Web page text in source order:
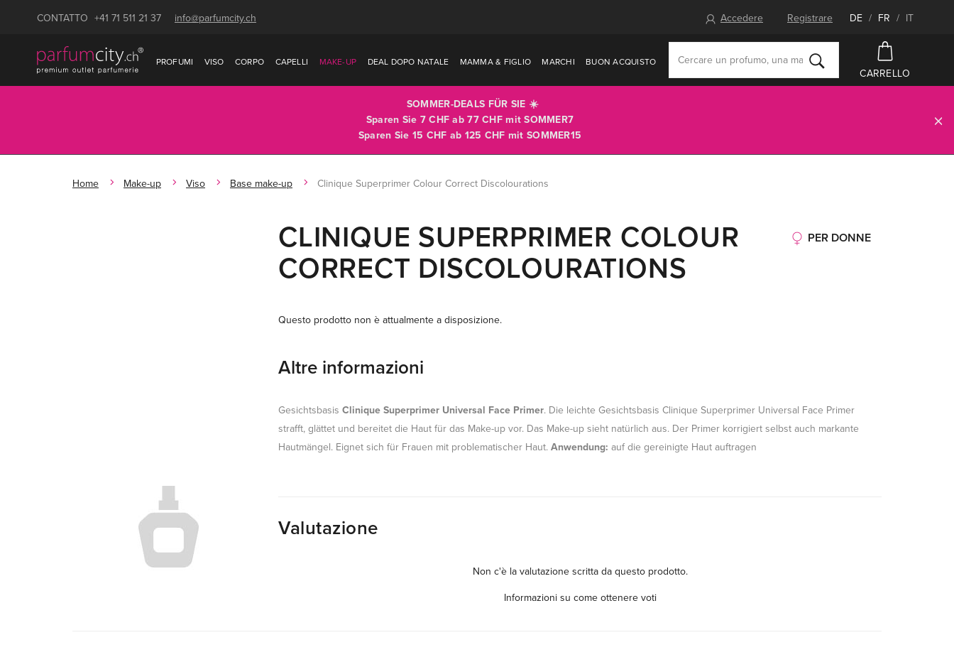
CONTATTO +41 71 511 21 37 info@parfumcity.ch Accedere Registrare DE / FR / IT
PROFUMI VISO CORPO CAPELLI MAKE-UP DEAL DOPO NATALE MAMMA & FIGLIO MARCHI BUON ACQUISTO
CARRELLO
SOMMER-DEALS FÜR SIE ☀️
Sparen Sie 7 CHF ab 77 CHF mitSOMMER7
Sparen Sie 15 CHF ab 125 CHF mit SOMMER15
Home Make-up Viso Base make-up Clinique Superprimer Colour Correct Discolourations
PER DONNE
CLINIQUE SUPERPRIMER COLOUR
CORRECT DISCOLOURATIONS
Questo prodotto non è attualmente a disposizione.
Altre informazioni
Gesichtsbasis Clinique Superprimer Universal Face Primer. Die leichte Gesichtsbasis Clinique Superprimer Universal Face Primer
strafft, glättet und bereitet die Haut für das Make-up vor. Das Make-up sieht natürlich aus. Der Primer korrigiert selbst auch markante
Hautmängel. Eignet sich für Frauen mit problematischer Haut. Anwendung: auf die gereinigte Haut auftragen
Valutazione
Non c'è la valutazione scritta da questo prodotto.
Informazioni su come ottenere voti